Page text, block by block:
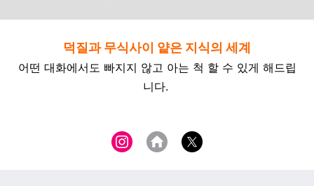
덕질과 무식사이 얕은 지식의 세계
어떤 대화에서도 빠지지 않고 아는 척 할 수 있게 해드립
니다.